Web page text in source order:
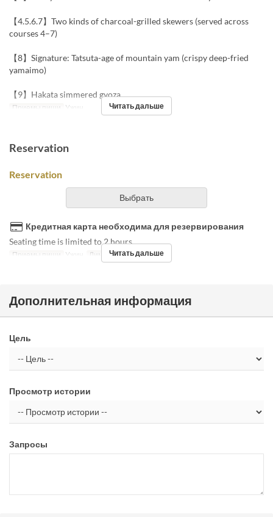
【4.5.6.7】Two kinds of charcoal-grilled skewers (served across
courses 4–7)
【8】Signature: Tatsuta-age of mountain yam (crispy deep-fried
yamaimo)
【9】Hakata simmered gyoza
Приемы пищи Ужин Читать дальше
Reservation
Reservation
Выбрать
Кредитная карта необходима для резервирования
Seating time is limited to 2 hours.
Приемы пищи Ужин Лимит по заказу ~ 9
Читать дальше
Дополнительная информация
Цель
Просмотр истории
Запросы